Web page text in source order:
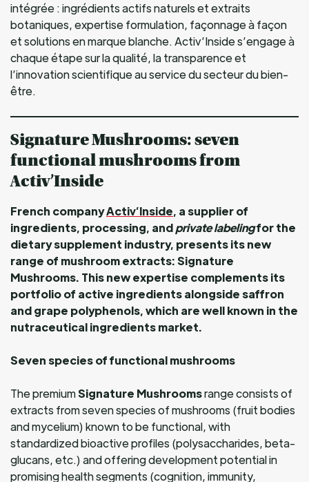
intégrée : ingrédients actifs naturels et extraits
botaniques, expertise formulation, façonnage à façon
et solutions en marque blanche. Activ’Inside s’engage à
chaque étape sur la qualité, la transparence et
l’innovation scientifique au service du secteur du bien-
être.
Signature Mushrooms: seven
functional mushrooms from
Activ’Inside
French companyActiv’Inside, a supplier of
ingredients, processing, andprivate labelingfor the
dietary supplement industry, presents its new
range of mushroom extracts: Signature
Mushrooms. This new expertise complements its
portfolio of active ingredients alongside saffron
and grape polyphenols, which are well known in the
nutraceutical ingredients market.
Seven species of functional mushrooms
The premiumSignature Mushroomsrange consists of
extracts from seven species of mushrooms (fruit bodies
and mycelium) known to be functional, with
standardized bioactive profiles (polysaccharides, beta-
glucans, etc.) and offering development potential in
promising health segments (cognition, immunity,